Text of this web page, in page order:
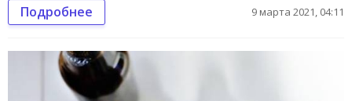
Подробнее 9 марта 2021, 04:11